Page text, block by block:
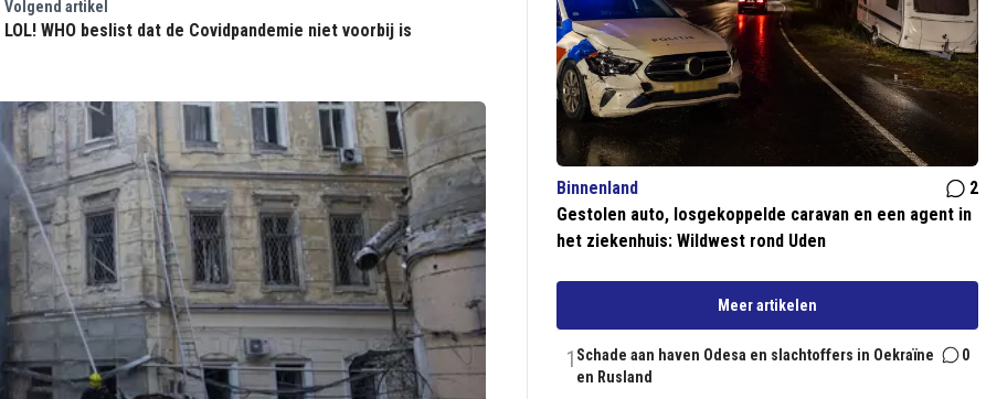
Volgend artikel
LOL! WHO beslist dat de Covidpandemie niet voorbij is
Binnenland
2
Gestolen auto, losgekoppelde caravan en een agent in
het ziekenhuis: Wildwest rond Uden
Meer artikelen
1 Schade aan haven Odesa en slachtoffers in Oekraïne
en Rusland
0